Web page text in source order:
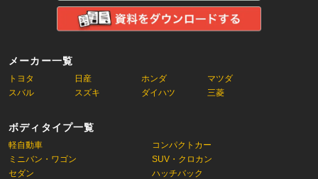
メーカー一覧
トヨタ 日産 ホンダ
マツダ
スバル
スズキ ダイハツ 三菱
ボディタイプ一覧
軽自動車
コンパクトカー
ミニバン・ワゴン
SUV・クロカン
セダン
ハッチバック